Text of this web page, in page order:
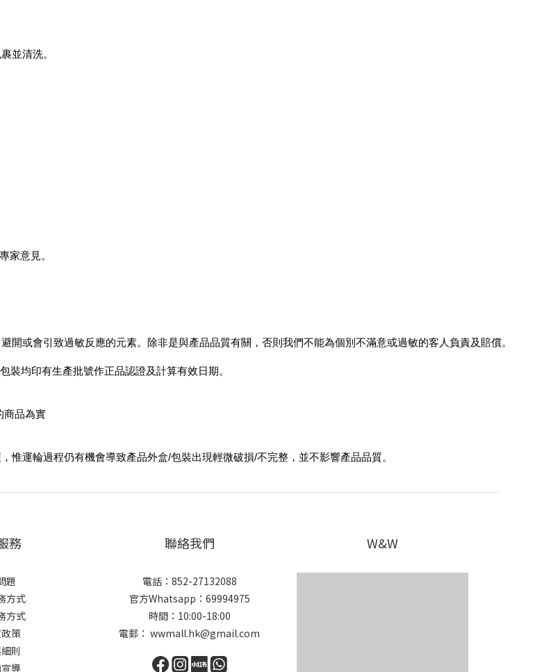
並清洗。
家意見。
或會引致過敏反應的元素。除非是與產品品質有關，否則我們不能為個別不滿意或過敏的客人負責及賠償。
均印有生產批號作正品認證及計算有效日期。
商品為實
運輪過程仍有機會導致產品外盒/包裝出現輕微破損/不完整，並不影響產品品質。
務
題
方式
方式
策
則
導
聯絡我們
電話：852-27132088
官方Whatsapp：69994975
時間：10:00-18:00
電郵： wwmall.hk@gmail.com
W&W